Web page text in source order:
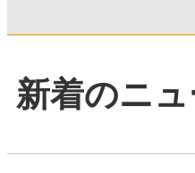
新着のニュ